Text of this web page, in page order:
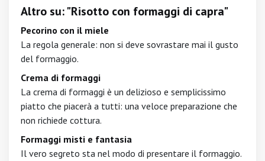
Altro su: "Risotto con formaggi di capra"
Pecorino con il miele
La regola generale: non si deve sovrastare mai il gusto
del formaggio.
Crema di formaggi
La crema di formaggi è un delizioso e semplicissimo
piatto che piacerà a tutti: una veloce preparazione che
non richiede cottura.
Formaggi misti e fantasia
Il vero segreto sta nel modo di presentare il formaggio.